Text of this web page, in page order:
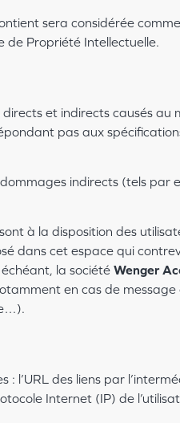
sera considérée
de Propriété Intellectuelle.
et indirects causés au
pas aux
indirects (tels par
à la disposition des
dans cet espace qui
la société Wenger
en cas de
l’URL des liens par
Internet (IP) de